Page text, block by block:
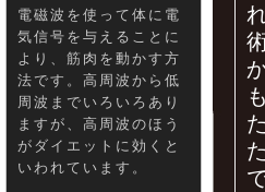
電磁波を使って体に電
気信号を与えることに
より、筋肉を動かす方
法です。高周波から低
周波までいろいろあり
ますが、高周波のほう
がダイエットに効くと
いわれています。